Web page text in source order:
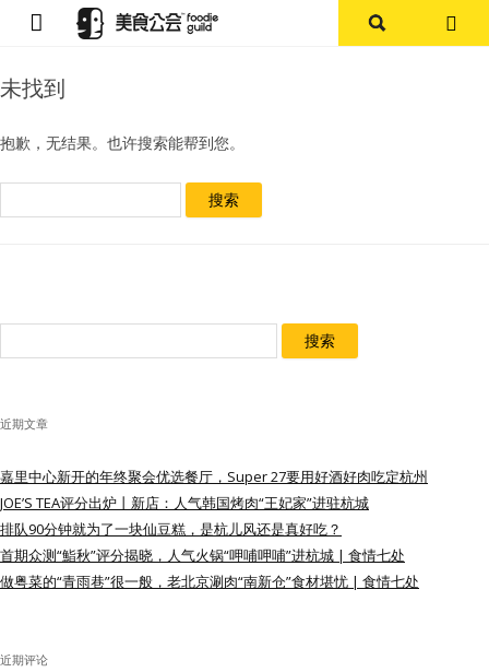
探店报告
水区
公会活动
未找到
抱歉，无结果。也许搜索能帮到您。
索：
索：
近期文章
嘉里中心新开的年终聚会优选餐厅，Super 27要用好酒好肉吃定杭州
JOE’S TEA评分出炉丨新店：人气韩国烤肉“王妃家”进驻杭城
排队90分钟就为了一块仙豆糕，是杭儿风还是真好吃？
首期众测“鮨秋”评分揭晓，人气火锅“呷哺呷哺”进杭城 | 食情七处
做粤菜的“青雨巷”很一般，老北京涮肉“南新仓”食材堪忧 | 食情七处
近期评论